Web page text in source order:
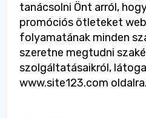
tanácsolni Önt arról,
promóciós ötleteket
folyamatának minden
szeretne megtudni
szolgáltatásaikról,
www.site123.com oldalra.